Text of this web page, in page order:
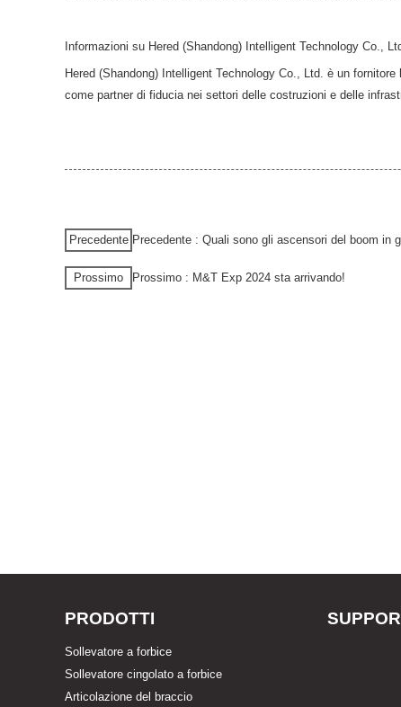
Informazioni su Hered (Shandong) Intelligent Technology Co.,
Hered (Shandong) Intelligent Technology Co., Ltd. è un
come partner di fiducia nei settori delle costruzioni e delle
Precedente Precedente : Quali sono gli ascensori del boom in
Prossimo Prossimo : M&T Exp 2024 sta arrivando!
PRODOTTI
Sollevatore a forbice
Sollevatore cingolato a forbice
Articolazione del braccio